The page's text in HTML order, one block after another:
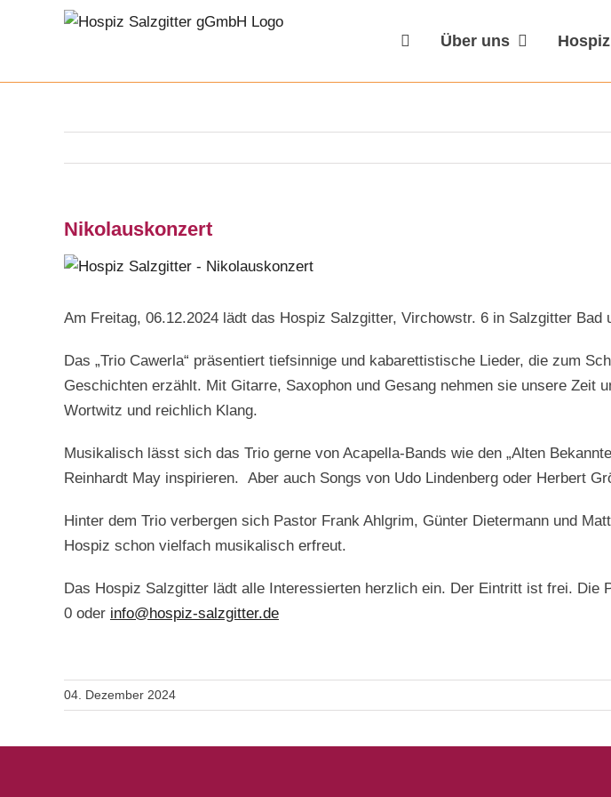
Über uns Hospiz
Nikolauskonzert
Zeige
Bild
Am Freitag, 06.12.2024 lädt das Hospiz Salzgitter, Virchowstr. 6 in Salzgitter
Das „Trio Cawerla“ präsentiert tiefsinnige und kabarettistische Lieder, die zum
Geschichten erzählt. Mit Gitarre, Saxophon und Gesang nehmen sie unsere
Wortwitz und reichlich Klang.
Musikalisch lässt sich das Trio gerne von Acapella-Bands wie den „Alten
Reinhardt May inspirieren. Aber auch Songs von Udo Lindenberg oder Herbert
Hinter dem Trio verbergen sich Pastor Frank Ahlgrim, Günter Dietermann und
Hospiz schon vielfach musikalisch erfreut.
Das Hospiz Salzgitter lädt alle Interessierten herzlich ein. Der Eintritt ist frei. Die
0 oder info@hospiz-salzgitter.de
04. Dezember 2024